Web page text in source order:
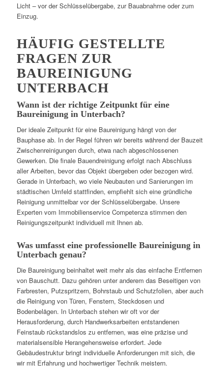
Licht – vor der Schlüsselübergabe, zur Bauabnahme oder zum
Einzug.
HÄUFIG GESTELLTE
FRAGEN ZUR
BAUREINIGUNG
UNTERBACH
Wann ist der richtige Zeitpunkt für eine
Baureinigung in Unterbach?
Der ideale Zeitpunkt für eine Baureinigung hängt von der
Bauphase ab. In der Regel führen wir bereits während der Bauzeit
Zwischenreinigungen durch, etwa nach abgeschlossenen
Gewerken. Die finale Bauendreinigung erfolgt nach Abschluss
aller Arbeiten, bevor das Objekt übergeben oder bezogen wird.
Gerade in Unterbach, wo viele Neubauten und Sanierungen im
städtischen Umfeld stattfinden, empfiehlt sich eine gründliche
Reinigung unmittelbar vor der Schlüsselübergabe. Unsere
Experten vom Immobilienservice Competenza stimmen den
Reinigungszeitpunkt individuell mit Ihnen ab.
Was umfasst eine professionelle Baureinigung in
Unterbach genau?
Die Baureinigung beinhaltet weit mehr als das einfache Entfernen
von Bauschutt. Dazu gehören unter anderem das Beseitigen von
Farbresten, Putzspritzern, Bohrstaub und Schutzfolien, aber auch
die Reinigung von Türen, Fenstern, Steckdosen und
Bodenbelägen. In Unterbach stehen wir oft vor der
Herausforderung, durch Handwerksarbeiten entstandenen
Feinstaub rückstandslos zu entfernen, was eine präzise und
materialsensible Herangehensweise erfordert. Jede
Gebäudestruktur bringt individuelle Anforderungen mit sich, die
wir mit Erfahrung und hochwertiger Technik meistern.